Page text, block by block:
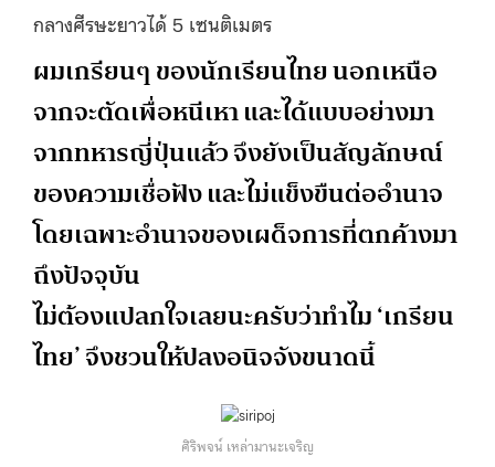
กลางศีรษะยาวได้ 5 เซนติเมตร
ผมเกรียนๆ ของนักเรียนไทย นอกเหนือ
จากจะตัดเพื่อหนีเหา และได้แบบอย่างมา
จากทหารญี่ปุ่นแล้ว จึงยังเป็นสัญลักษณ์
ของความเชื่อฟัง และไม่แข็งขืนต่ออำนาจ
โดยเฉพาะอำนาจของเผด็จการที่ตกค้างมา
ถึงปัจจุบัน
ไม่ต้องแปลกใจเลยนะครับว่าทำไม ‘เกรียน
ไทย’ จึงชวนให้ปลงอนิจจังขนาดนี้
ศิริพจน์ เหล่ามานะเจริญ